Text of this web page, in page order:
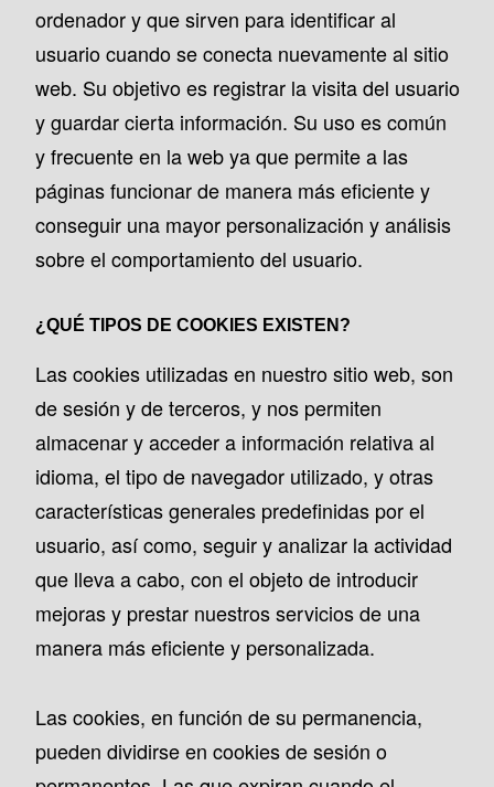
ordenador y que sirven para identificar al
usuario cuando se conecta nuevamente al sitio
web. Su objetivo es registrar la visita del usuario
y guardar cierta información. Su uso es común
y frecuente en la web ya que permite a las
páginas funcionar de manera más eficiente y
conseguir una mayor personalización y análisis
sobre el comportamiento del usuario.
¿QUÉ TIPOS DE COOKIES EXISTEN?
Las cookies utilizadas en nuestro sitio web, son
de sesión y de terceros, y nos permiten
almacenar y acceder a información relativa al
idioma, el tipo de navegador utilizado, y otras
características generales predefinidas por el
usuario, así como, seguir y analizar la actividad
que lleva a cabo, con el objeto de introducir
mejoras y prestar nuestros servicios de una
manera más eficiente y personalizada.
Las cookies, en función de su permanencia,
pueden dividirse en cookies de sesión o